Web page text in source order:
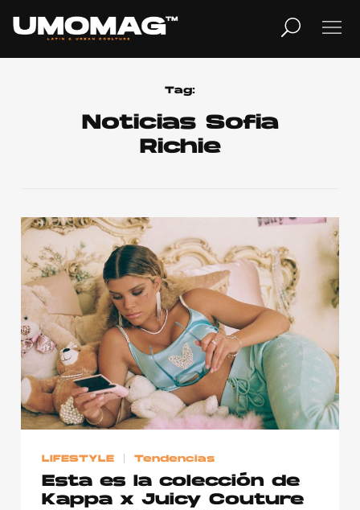
TV
Home
Cover Story
Publicidad
Contacto
© 2015-2022 UMOMAG. PROPIEDAD DE UMO agency. TODOS LOS
DERECHOS RESERVADOS.
Tag:
Noticias Sofia
Richie
LIFESTYLE Tendencias
Esta es la colección de
Kappa x Juicy Couture